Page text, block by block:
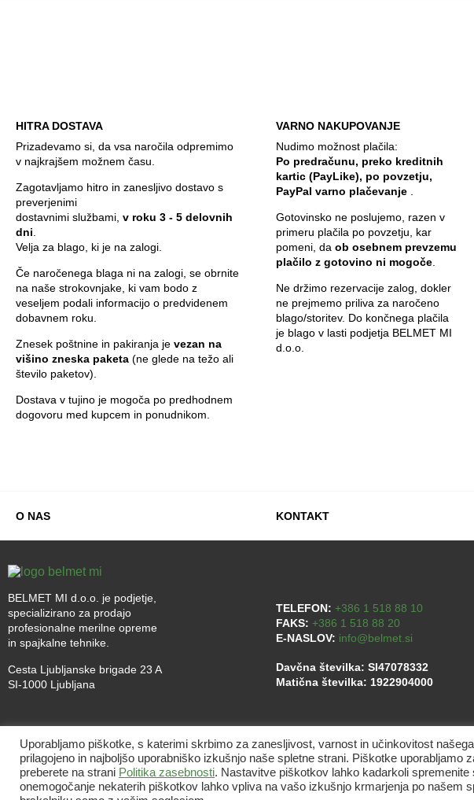
HITRA DOSTAVA
Prizadevamo si, da vsa naročila odpremimo
v najkrajšem možnem času.
Zagotavljamo hitro in zanesljivo dostavo s
preverjenimi
dostavnimi službami, v roku 3 - 5 delovnih
dni
Velja za blago, ki je na zalogi.
Če naročenega blaga ni na zalogi, se obrnite
na naše strokovnjake, ki vam bodo z
veseljem podali informacijo o predvidenem
dobavnem roku.
Znesek poštnine in pakiranja je vezan na
višino zneska paketa (ne glede na težo ali
število paketov).
Dostava v tujino je mogoča po predhodnem
dogovoru med kupcem in ponudnikom.
VARNO NAKUPOVANJE
Nudimo možnost plačila:
Po predračunu, preko kreditnih
kartic (PayLike), po povzetju,
PayPal varno plačevanje
Gotovinsko ne poslujemo, razen v
primeru plačila po povzetju, kar
pomeni, da ob osebnem prevzemu
plačilo z gotovino ni mogoče
Ne držimo rezervacije zalog, dokler
ne prejmemo priliva za naročeno
blago/storitev. Do končnega plačila
je blago v lasti podjetja BELMET MI
d.o.o.
O NAS KONTAKT
BELMET MI d.o.o. je podjetje,
specializirano za prodajo
profesionalne merilne opreme
in spajkalne tehnike.
Cesta Ljubljanske brigade 23 A
SI-1000 Ljubljana
TELEFON: +386 1 518 88 10
FAKS: +386 1 518 88 20
E-NASLOV: info@belmet.si
Davčna številka: SI47078332
Matična številka: 1922904000
Uporabljamo piškotke, s katerimi skrbimo za zanesljivost, varnost in učinkovitost
prilagojeno in najboljšo uporabniško izkušnjo naše spletne strani. Piškotke uporabljamo
preberete na strani Politika zasebnosti. Nastavitve piškotkov lahko kadarkoli
onemogočanje nekaterih piškotkov lahko vpliva na vašo izkušnjo krmarjenja po našem